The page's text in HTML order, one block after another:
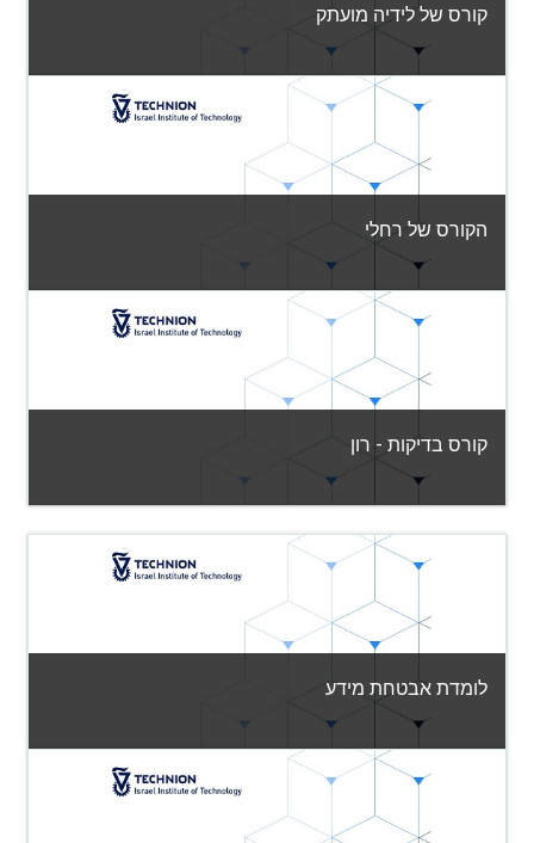
קורס של לידיה מועתק
קטגוריה:
View Course
הקורס של רחלי
קטגוריה:
View Course
קורס בדיקות - רון
שונות
לומדת אבטחת מידע
קטגוריה:
View Course